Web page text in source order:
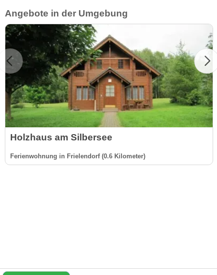
Angebote in der Umgebung
Holzhaus am Silbersee
Ferienwohnung in Frielendorf (0.6 Kilometer)